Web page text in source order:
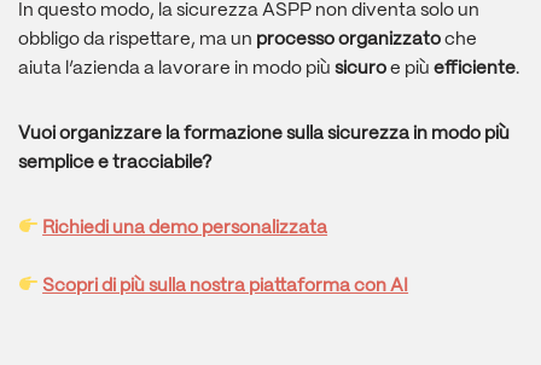
In questo modo, la sicurezza ASPP non diventa solo un
obbligo da rispettare, ma un processo organizzato che
aiuta l’azienda a lavorare in modo più sicuro e più efficiente.
Vuoi organizzare la formazione sulla sicurezza in modo più
semplice e tracciabile?
Richiedi una demo personalizzata
Scopri di più sulla nostra piattaforma con AI